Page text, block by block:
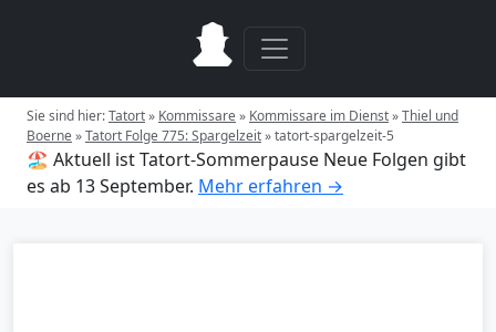
Sie sind hier:Tatort» Kommissare» Kommissare im Dienst»Thiel und
Boerne»Tatort Folge 775: Spargelzeit»tatort-spargelzeit-5
🏖️ Aktuell ist Tatort-Sommerpause Neue Folgen gibt
es ab 13 September. Mehr erfahren →